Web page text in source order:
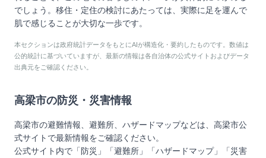
でしょう。移住・定住の検討にあたっては、実際に足を運んで
肌で感じることが大切な一歩です。
本セクションは政府統計データをもとにAIが構造化・要約したものです。数値は
公的統計に基づいていますが、最新の情報は各自治体の公式サイトおよびデータ
出典元をご確認ください。
高梁市の防災・災害情報
高梁市の避難情報、避難所、ハザードマップなどは、 高梁市公
式サイトで最新情報をご確認ください。
公式サイト内で「防災」「避難所」「ハザードマップ」「災害